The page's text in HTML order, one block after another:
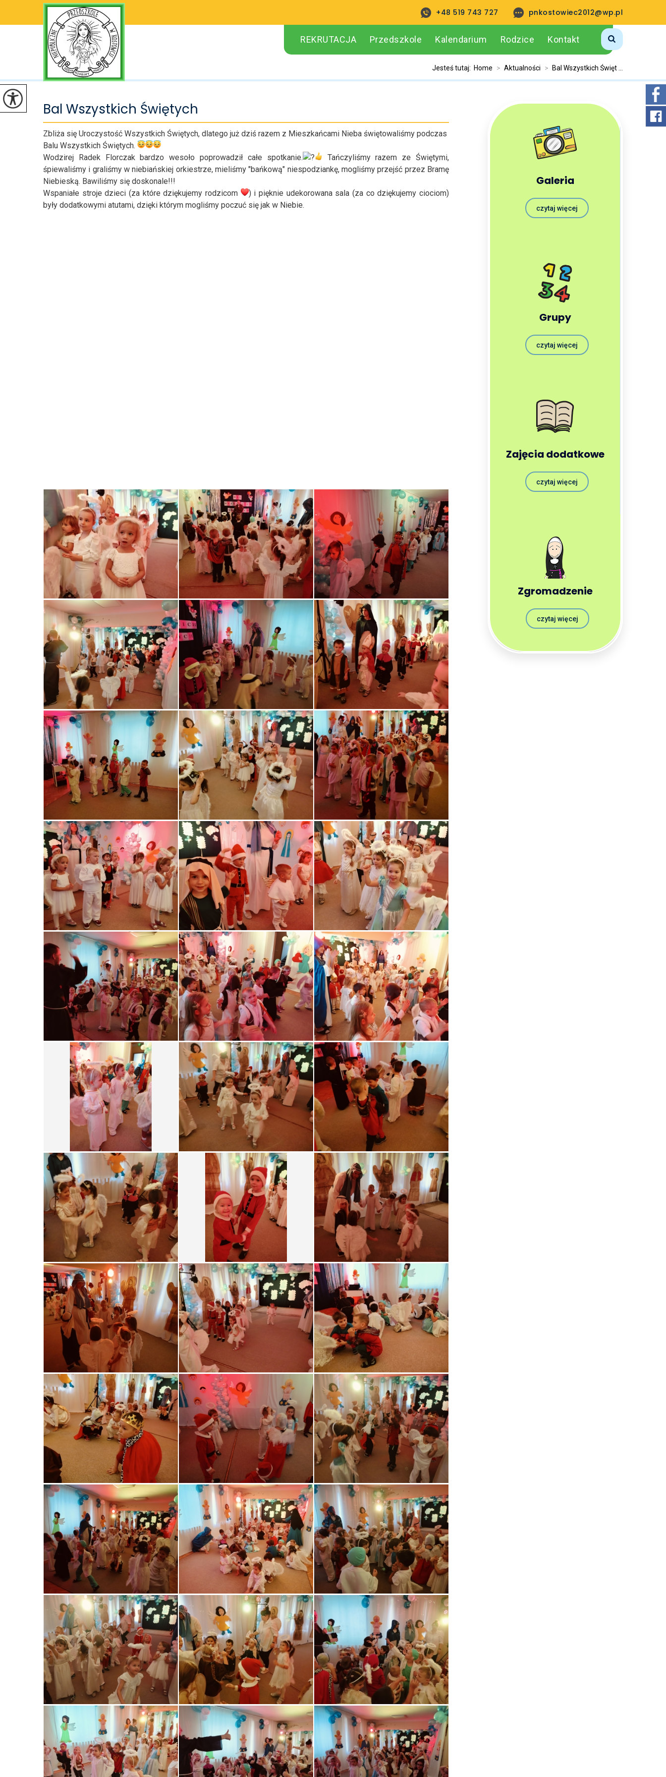
pnkostowiec2012@wp.pl
+48 519 743 727
REKRUTACJA Przedszkole Kalendarium Rodzice Kontakt
Jesteś tutaj: Home > Aktualności > Bal Wszystkich Święt ...
Bal Wszystkich Świętych
Zbliża się Uroczystość Wszystkich Świętych, dlatego już dziś razem z Mieszkańcami Nieba świętowaliśmy podczas
Balu Wszystkich Świętych.
Wodzirej Radek Florczak bardzo wesoło poprowadził całe spotkanie.
Tańczyliśmy razem ze Świętymi,
śpiewaliśmy i graliśmy w niebiańskiej orkiestrze, mieliśmy "bańkową" niespodziankę, mogliśmy przejść przez Bramę
Niebieską. Bawiliśmy się doskonale!!!
Wspaniałe stroje dzieci (za które dziękujemy rodzicom
) i pięknie udekorowana sala (za co dziękujemy ciociom)
były dodatkowymi atutami, dzięki którym mogliśmy poczuć się jak w Niebie.
Galeria
czytaj więcej
Grupy
czytaj więcej
Zajęcia dodatkowe
czytaj więcej
Zgromadzenie
czytaj więcej